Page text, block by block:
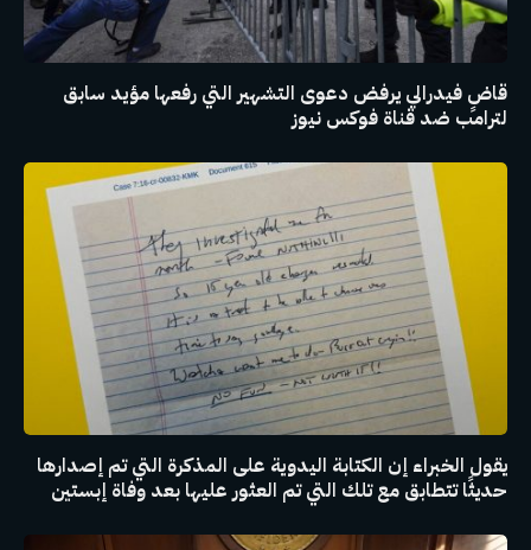
قاضٍ فيدرالي يرفض دعوى التشهير التي رفعها مؤيد سابق
لترامب ضد قناة فوكس نيوز
يقول الخبراء إن الكتابة اليدوية على المذكرة التي تم إصدارها
حديثًا تتطابق مع تلك التي تم العثور عليها بعد وفاة إبستين